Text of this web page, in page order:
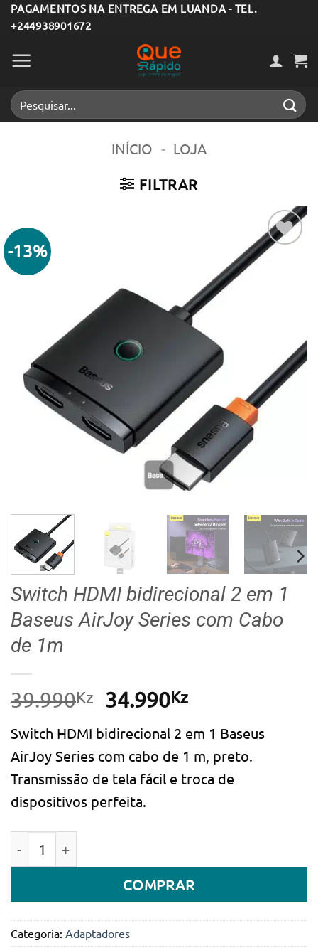
Skip
to
content
PAGAMENTOS NA ENTREGA EM LUANDA - TEL.
+244938901672
Pesquisar
por:
INÍCIO - LOJA
FILTRAR
-13%
Adicionar
Switch HDMI bidirecional 2 em 1
Baseus AirJoy Series com Cabo
de 1m
39.990Kz
O
original
era:
39.990Kz.
34.990KzO
atual
é:
34.990Kz.
Switch HDMI bidirecional 2 em 1 Baseus
AirJoy Series com cabo de 1 m, preto.
Transmissão de tela fácil e troca de
dispositivos perfeita.
COMPRAR
Categoria: Adaptadores